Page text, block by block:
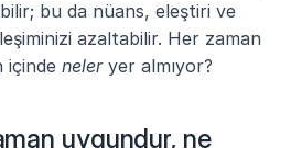
bu da nüans, eleştiri ve
azaltabilir. Her zaman
içinde neler yer almıyor?
uygundur, ne